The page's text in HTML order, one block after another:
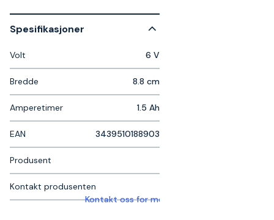
Spesifikasjoner
Volt 6 V
Bredde 8.8 cm
Amperetimer 1.5 Ah
EAN 3439510188903
Produsent
Kontakt produsenten
Kontakt oss for mer informasjon